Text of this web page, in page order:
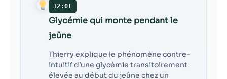
12:01
Glycémie qui monte pendant le
jeûne
Thierry explique le phénomène contre-
intuitif d’une glycémie transitoirement
élevée au début du jeûne chez un